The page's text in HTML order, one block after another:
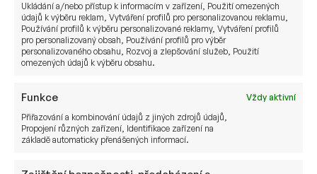
Ukládání a/nebo přístup k informacím v zařízení, Použití omezených
údajů k výběru reklam, Vytváření profilů pro personalizovanou reklamu,
Používání profilů k výběru personalizované reklamy, Vytváření profilů
pro personalizovaný obsah, Používání profilů pro výběr
personalizovaného obsahu, Rozvoj a zlepšování služeb, Použití
omezených údajů k výběru obsahu.
Funkce
Vždy aktivní
Přiřazování a kombinování údajů z jiných zdrojů údajů,
Propojení různých zařízení, Identifikace zařízení na
základě automaticky přenášených informací.
Chcete se stát naším
investorem?
JMÉNO